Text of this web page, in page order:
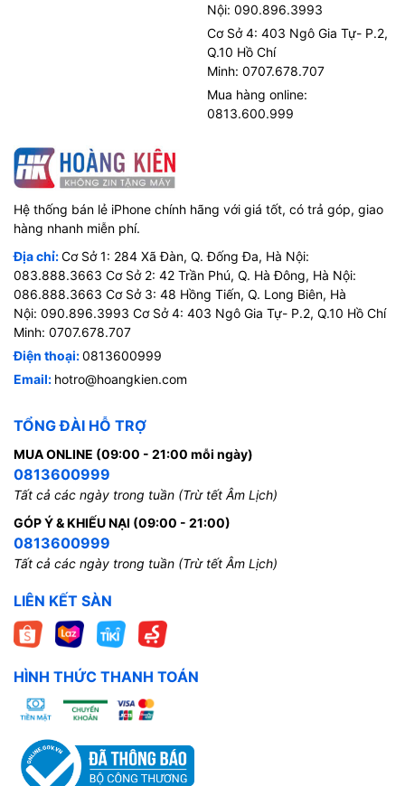
Nội: 090.896.3993
Cơ Sở 4: 403 Ngô Gia Tự- P.2,
Q.10 Hồ Chí
Minh: 0707.678.707
Mua hàng online:
0813.600.999
Hệ thống bán lẻ iPhone chính hãng với giá tốt, có trả góp, giao
hàng nhanh miễn phí.
Địa chỉ:Cơ Sở 1: 284 Xã Đàn, Q. Đống Đa, Hà Nội:
083.888.3663 Cơ Sở 2: 42 Trần Phú, Q. Hà Đông, Hà Nội:
086.888.3663 Cơ Sở 3: 48 Hồng Tiến, Q. Long Biên, Hà
Nội: 090.896.3993 Cơ Sở 4: 403 Ngô Gia Tự- P.2, Q.10 Hồ Chí
Minh: 0707.678.707
Điện thoại:0813600999
Email: hotro@hoangkien.com
TỔNG ĐÀI HỖ TRỢ
MUA ONLINE (09:00 - 21:00 mỗi ngày)
0813600999
Tất cả các ngày trong tuần (Trừ tết Âm Lịch)
GÓP Ý & KHIẾU NẠI (09:00 - 21:00)
0813600999
Tất cả các ngày trong tuần (Trừ tết Âm Lịch)
LIÊN KẾT SÀN
HÌNH THỨC THANH TOÁN